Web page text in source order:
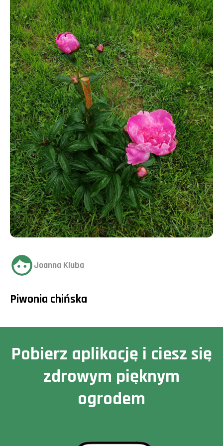
Joanna Kluba
Piwonia chińska
Pobierz aplikację i ciesz się
zdrowym pięknym
ogrodem